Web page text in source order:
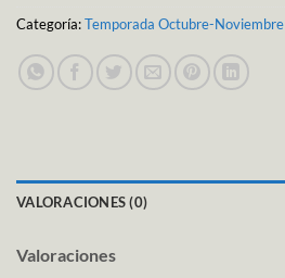
Categoría:Temporada Octubre-Noviembre
VALORACIONES (0)
Valoraciones